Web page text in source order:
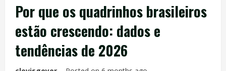
Por que os quadrinhos brasileiros
estão crescendo: dados e
tendências de 2026